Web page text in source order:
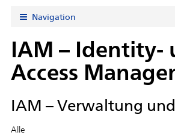
Navigation
IAM – Identity-
Access
IAM – Verwaltung
Alle